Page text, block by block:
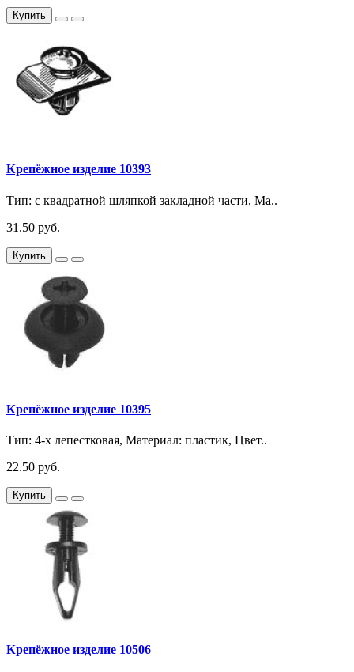
Купить
Крепёжное изделие 10393
Тип: с квадратной шляпкой закладной части, Ма..
31.50 руб.
Купить
Крепёжное изделие 10395
Тип: 4-х лепестковая, Материал: пластик, Цвет..
22.50 руб.
Купить
Крепёжное изделие 10506